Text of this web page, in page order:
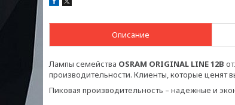
Описание
Лампы семейства OSRAM ORIGINAL LINE 12В
производительности. Клиенты, которые ценят
Пиковая производительность – надежные и